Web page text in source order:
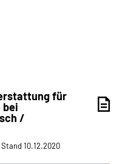
für
bei
/
10.12.2020